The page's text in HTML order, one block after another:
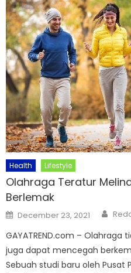
Health Lifestyle
Olahraga Teratur
Berlemak
Posted
on
December 23, 2021
GAYATREND.com –
juga dapat mencegah
Sebuah studi baru oleh Pusat